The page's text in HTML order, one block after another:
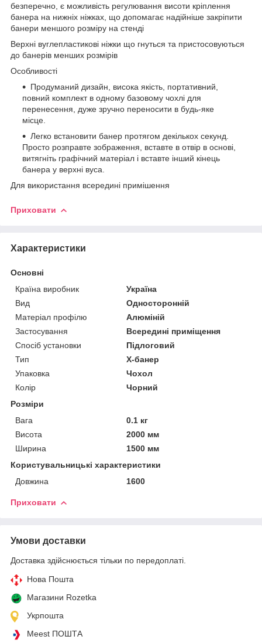
безперечно, є можливість регулювання висоти кріплення
банера на нижніх ніжках, що допомагає надійніше закріпити
банери меншого розміру на стенді
Верхні вуглепластикові ніжки що гнуться та пристосовуються
до банерів менших розмірів
Особливості
Продуманий дизайн, висока якість, портативний,
повний комплект в одному базовому чохлі для
перенесення, дуже зручно переносити в будь-яке
місце.
Легко встановити банер протягом декількох секунд.
Просто розправте зображення, вставте в отвір в основі,
витягніть графічний матеріал і вставте інший кінець
банера у верхні вуса.
Для використання всередині примішення
Приховати
Характеристики
Основні
Країна виробник
Україна
Вид
Односторонній
Матеріал профілю
Алюміній
Застосування
Всередині приміщення
Спосіб установки
Підлоговий
Тип
X-банер
Упаковка
Чохол
Колір
Чорний
Розміри
Вага
0.1 кг
Висота
2000 мм
Ширина
1500 мм
Користувальницькі характеристики
Довжина
1600
Приховати
Умови доставки
Доставка здійснюється тільки по передоплаті.
Нова Пошта
Магазини Rozetka
Укрпошта
Meest ПОШТА